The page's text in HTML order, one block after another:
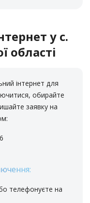
у с.
області
інтернет для
обирайте
заявку на
телефонуєте на